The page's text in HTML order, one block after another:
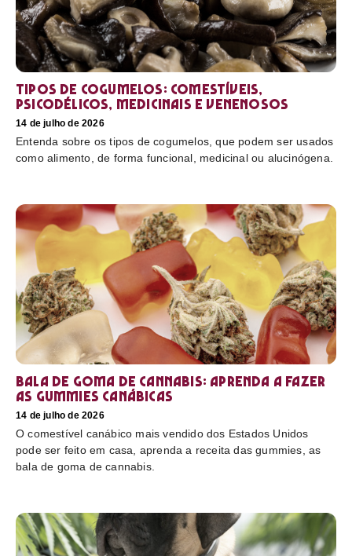
Tipos de cogumelos: comestíveis,
psicodélicos, medicinais e venenosos
14 de julho de 2026
Entenda sobre os tipos de cogumelos, que podem ser usados
como alimento, de forma funcional, medicinal ou alucinógena.
Bala de goma de cannabis: aprenda a fazer
as gummies canábicas
14 de julho de 2026
O comestível canábico mais vendido dos Estados Unidos
pode ser feito em casa, aprenda a receita das gummies, as
bala de goma de cannabis.